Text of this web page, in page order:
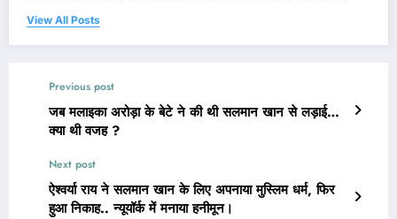
View All Posts
Previous post
जब मलाइका अरोड़ा के बेटे ने की थी सलमान खान से लड़ाई…
क्या थी वजह ?
Next post
ऐश्वर्या राय ने सलमान खान के लिए अपनाया मुस्लिम धर्म, फिर
हुआ निकाह.. न्यूयॉर्क में मनाया हनीमून।